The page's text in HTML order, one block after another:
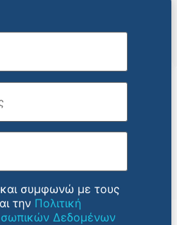
συμφωνώ με τους
την Πολιτική
Δεδομένων